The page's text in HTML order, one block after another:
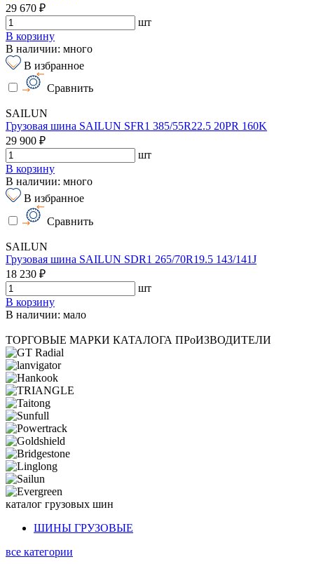
29 670 ₽
шт
В корзину
В наличии: много
В избранное
Сравнить
SAILUN
Грузовая шина SAILUN SFR1 385/55R22.5 20PR 160K
29 900 ₽
шт
В корзину
В наличии: много
В избранное
Сравнить
SAILUN
Грузовая шина SAILUN SDR1 265/70R19.5 143/141J
18 230 ₽
шт
В корзину
В наличии: мало
ТОРГОВЫЕ МАРКИ КАТАЛОГА ПРоИЗВОДИТЕЛИ
каталог грузовых шин
ШИНЫ ГРУЗОВЫЕ
все категории